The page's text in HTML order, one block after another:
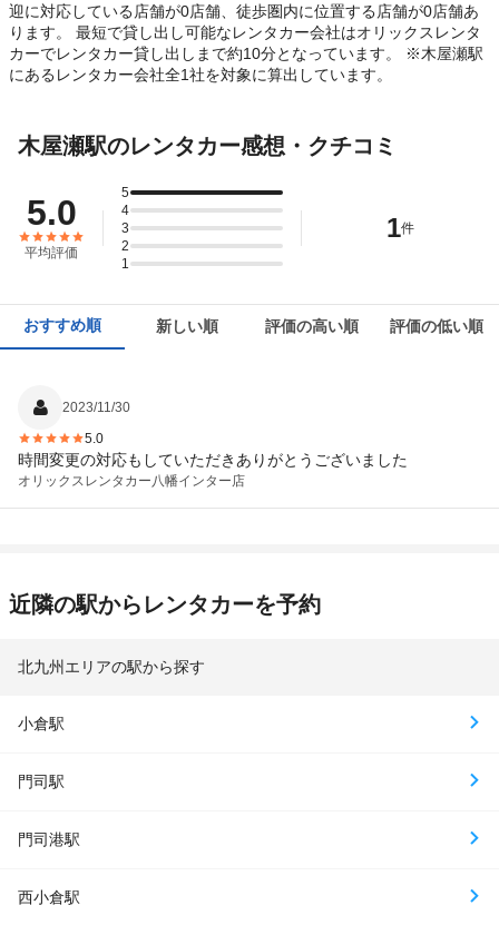
迎に対応している店舗が0店舗、徒歩圏内に位置する店舗が0店舗あ
ります。 最短で貸し出し可能なレンタカー会社はオリックスレンタ
カーでレンタカー貸し出しまで約10分となっています。 ※木屋瀬駅
にあるレンタカー会社全1社を対象に算出しています。
木屋瀬駅のレンタカー感想・クチコミ
5.0
平均評価
5
4
3
2
1
1件
おすすめ順 新しい順 評価の高い順 評価の低い順
2023/11/30
5.0
時間変更の対応もしていただきありがとうございました
オリックスレンタカー八幡インター店
近隣の駅からレンタカーを予約
北九州エリアの駅から探す
小倉駅
門司駅
門司港駅
西小倉駅